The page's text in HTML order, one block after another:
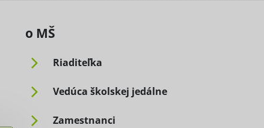
o MŠ
Riaditeľka
Vedúca školskej jedálne
Zamestnanci